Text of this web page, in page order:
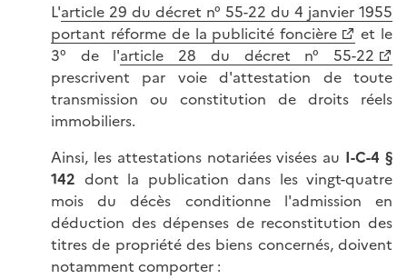
L'article 29 du décret n° 55-22 du 4 janvier 1955
portant réforme de la publicité foncière
et le
3° de l'article 28 du décret n° 55-22
prescrivent par voie d'attestation de toute
transmission ou constitution de droits réels
immobiliers.
Ainsi, les attestations notariées visées au I-C-4 §
142 dont la publication dans les vingt-quatre
mois du décès conditionne l'admission en
déduction des dépenses de reconstitution des
titres de propriété des biens concernés, doivent
notamment comporter :